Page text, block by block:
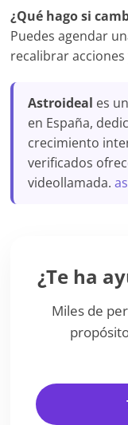
¿Qué hago si
Puedes agendar
recalibrar
Astroideal es
en España,
crecimiento
verificados
videollamada.
¿Te ha
Miles de